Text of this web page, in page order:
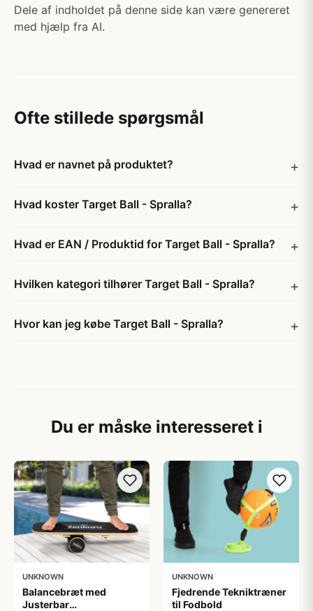
Dele af indholdet på denne side kan være genereret
med hjælp fra AI.
Ofte stillede spørgsmål
Hvad er navnet på produktet?
Hvad koster Target Ball - Spralla?
Hvad er EAN / Produktid for Target Ball - Spralla?
Hvilken kategori tilhører Target Ball - Spralla?
Hvor kan jeg købe Target Ball - Spralla?
Du er måske interesseret i
UNKNOWN
Balancebræt med
Justerbar
UNKNOWN
Fjedrende Tekniktræner
til Fodbold